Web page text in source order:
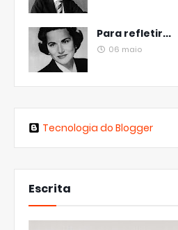
Para refletir...
06 maio
Tecnologia do Blogger
Escrita